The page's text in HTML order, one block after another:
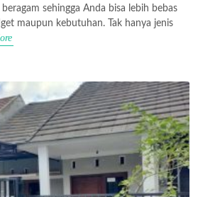
sehingga Anda bisa lebih bebas
maupun kebutuhan. Tak hanya jenis